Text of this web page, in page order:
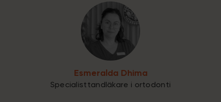
Esmeralda Dhima
Specialisttandläkare i ortodonti